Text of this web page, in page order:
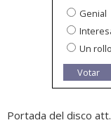
Genial
Un rollo
Votar
Portada del disco